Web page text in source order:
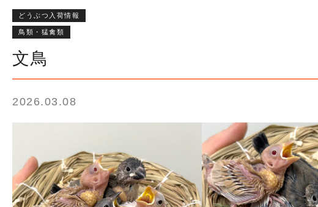
どうぶつ入荷情報
鳥類・猛禽類
文鳥
2026.03.08